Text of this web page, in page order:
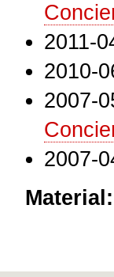
2011-
2010-
2007-
2007-
Material: